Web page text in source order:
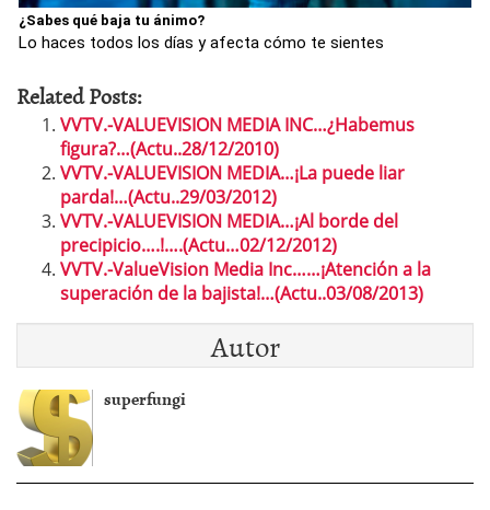
¿Sabes qué baja tu ánimo?
Lo haces todos los días y afecta cómo te sientes
Related Posts:
VVTV.-VALUEVISION MEDIA INC…¿Habemus
figura?…(Actu..28/12/2010)
VVTV.-VALUEVISION MEDIA…¡La puede liar
parda!…(Actu..29/03/2012)
VVTV.-VALUEVISION MEDIA…¡Al borde del
precipicio….!….(Actu…02/12/2012)
VVTV.-ValueVision Media Inc……¡Atención a la
superación de la bajista!…(Actu..03/08/2013)
Autor
superfungi